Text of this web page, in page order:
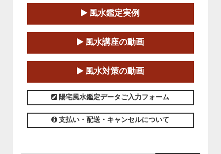
2025-06-21～2025-08-24
この講座の募集は終了しました。
第１８期立命塾「実践的四柱立命学（四
柱推命学）講座」
2025-01-11～2025-05-11
この講座の募集は終了しました。
風水鑑定実例
風水講座の動画
風水対策の動画
陽宅風水鑑定データご入力フォーム
支払い・配送・キャンセルについて